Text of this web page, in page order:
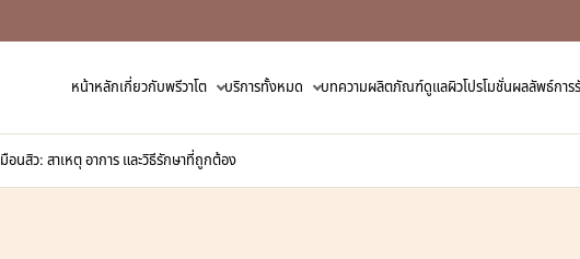
หน้าหลักเกี่ยวกับพรีวาโต บริการทั้งหมด บทความผลิตภัณฑ์ดูแลผิวโปรโมชั่นผลลัพธ์การ
อนสิว: สาเหตุ อาการ และวิธีรักษาที่ถูกต้อง